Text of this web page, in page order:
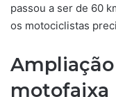
passou a ser de 60
os motociclistas
motofaixa